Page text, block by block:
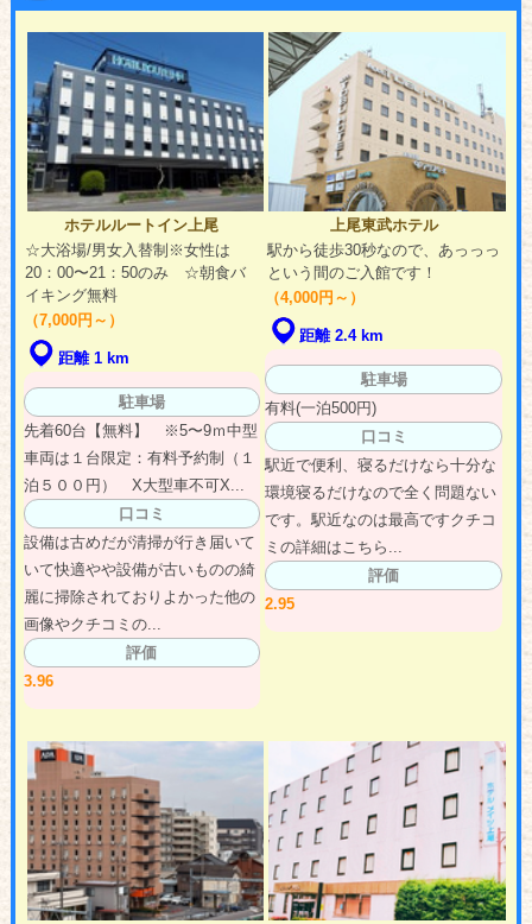
ホテルルートイン上尾
☆大浴場/男女入替制※女性は
20：00〜21：50のみ ☆朝食バ
イキング無料
（7,000円～）
距離 1 km
駐車場
先着60台【無料】 ※5〜9ｍ中型
車両は１台限定：有料予約制（１
泊５００円） X大型車不可X...
口コミ
設備は古めだが清掃が行き届いて
いて快適やや設備が古いものの綺
麗に掃除されておりよかった他の
画像やクチコミの...
評価
3.96
上尾東武ホテル
駅から徒歩30秒なので、あっっっ
という間のご入館です！
（4,000円～）
距離 2.4 km
駐車場
有料(一泊500円)
口コミ
駅近で便利、寝るだけなら十分な
環境寝るだけなので全く問題ない
です。駅近なのは最高ですクチコ
ミの詳細はこちら...
評価
2.95